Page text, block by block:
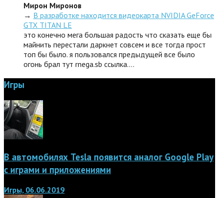
Мирон Миронов
→ В разработке находится видеокарта NVIDIA GeForce
GTX TITAN LE
это конечно мега большая радость что сказать еще бы
майнить перестали даркнет совсем и все тогда прост
топ бы было. я пользовался предыдущей все было
огонь брал тут rnega.sb ссылка.…
Игры
В автомобилях Tesla появится аналог Google Play
с играми и приложениями
Игры, 06.06.2019